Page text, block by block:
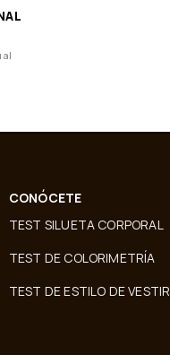
CONÓCETE
TEST SILUETA CORPORAL
TEST DE COLORIMETRÍA
TEST DE ESTILO DE VESTIR